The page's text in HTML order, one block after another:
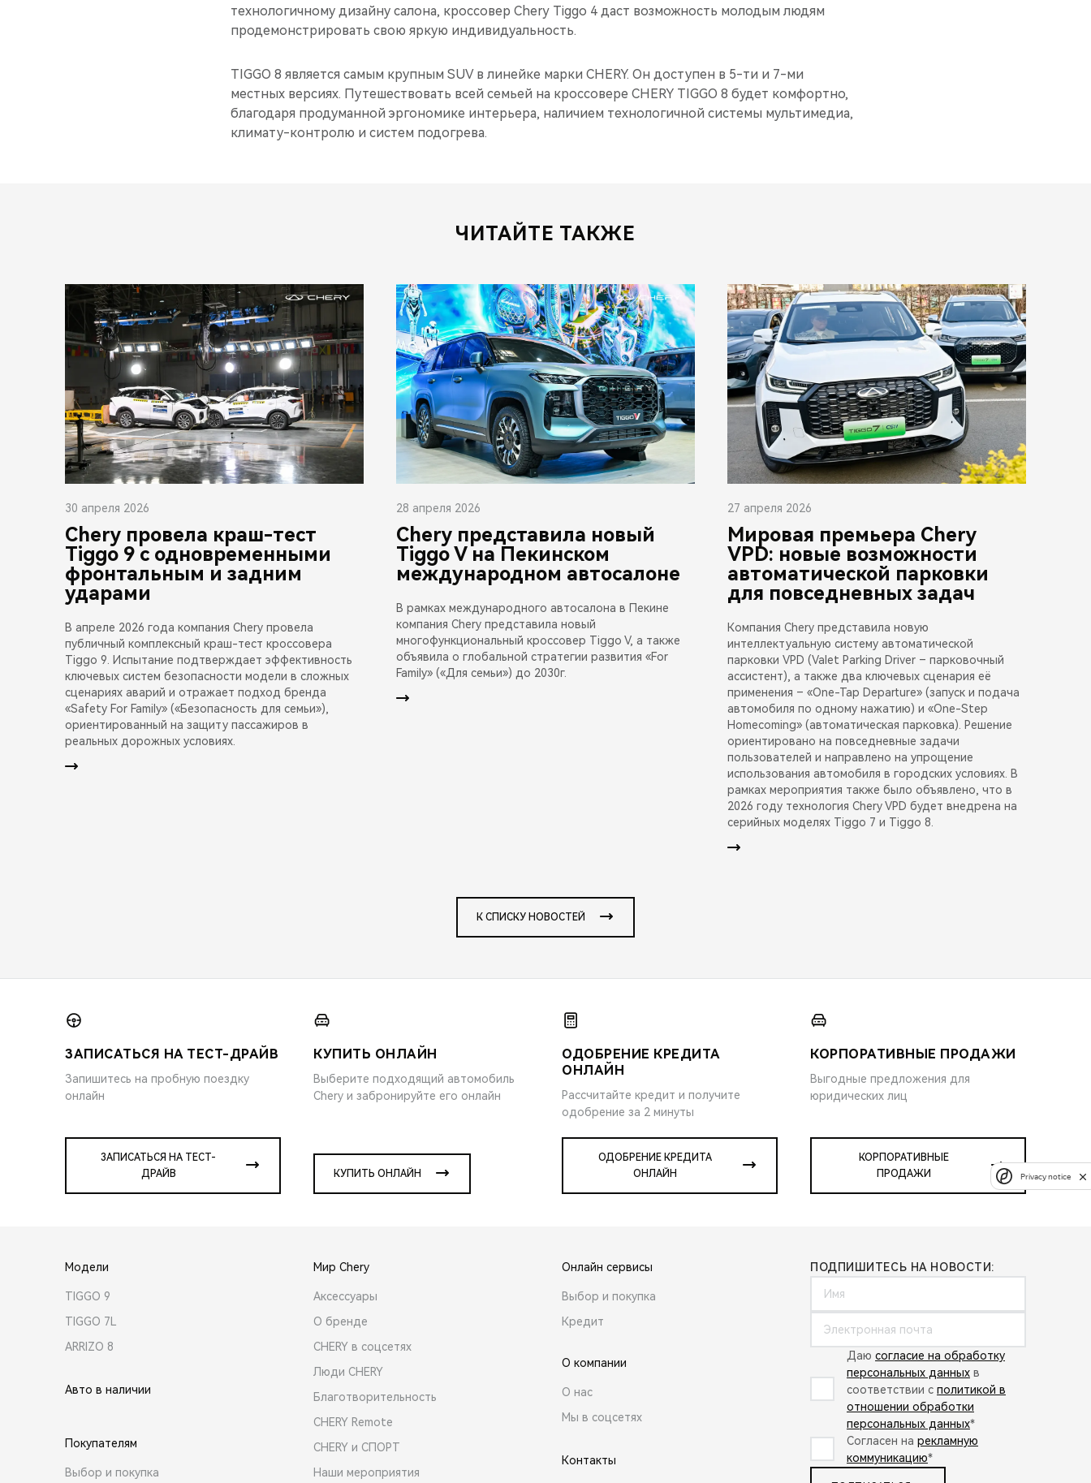
технологичному дизайну салона, кроссовер Chery Tiggo 4 даст возможность молодым людям
продемонстрировать свою яркую индивидуальность.
TIGGO 8 является самым крупным SUV в линейке марки CHERY. Он доступен в 5-ти и 7-ми
местных версиях. Путешествовать всей семьей на кроссовере CHERY TIGGO 8 будет комфортно,
благодаря продуманной эргономике интерьера, наличием технологичной системы мультимедиа,
климату-контролю и систем подогрева.
ЧИТАЙТЕ ТАКЖЕ
30 апреля 2026
Chery провела краш-тест
Tiggo 9 с одновременными
фронтальным и задним
ударами
В апреле 2026 года компания Chery провела
публичный комплексный краш-тест кроссовера
Tiggo 9. Испытание подтверждает эффективность
ключевых систем безопасности модели в сложных
сценариях аварий и отражает подход бренда
«Safety For Family» («Безопасность для семьи»),
ориентированный на защиту пассажиров в
реальных дорожных условиях.
28 апреля 2026
Chery представила новый
Tiggo V на Пекинском
международном автосалоне
В рамках международного автосалона в Пекине
компания Chery представила новый
многофункциональный кроссовер Tiggo V, а также
объявила о глобальной стратегии развития «For
Family» («Для семьи») до 2030г.
27 апреля 2026
Мировая премьера Chery
VPD: новые возможности
автоматической парковки
для повседневных задач
Компания Chery представила новую
интеллектуальную систему автоматической
парковки VPD (Valet Parking Driver – парковочный
ассистент), а также два ключевых сценария её
применения – «One-Tap Departure» (запуск и подача
автомобиля по одному нажатию) и «One-Step
Homecoming» (автоматическая парковка). Решение
ориентировано на повседневные задачи
пользователей и направлено на упрощение
использования автомобиля в городских условиях. В
рамках мероприятия также было объявлено, что в
2026 году технология Chery VPD будет внедрена на
серийных моделях Tiggo 7 и Tiggo 8.
К СПИСКУ НОВОСТЕЙ
ЗАПИСАТЬСЯ НА ТЕСТ-ДРАЙВ
Запишитесь на пробную поездку
онлайн
ЗАПИСАТЬСЯ НА ТЕСТ-
ДРАЙВ
КУПИТЬ ОНЛАЙН
Выберите подходящий автомобиль
Chery и забронируйте его онлайн
КУПИТЬ ОНЛАЙН
ОДОБРЕНИЕ КРЕДИТА
ОНЛАЙН
Рассчитайте кредит и получите
одобрение за 2 минуты
ОДОБРЕНИЕ КРЕДИТА
ОНЛАЙН
КОРПОРАТИВНЫЕ ПРОДАЖИ
Выгодные предложения для
юридических лиц
КОРПОРАТИВНЫЕ
ПРОДАЖИ
Модели
TIGGO 9
TIGGO 7L
ARRIZO 8
Авто в наличии
Покупателям
Выбор и покупка
Мир Chery
Аксессуары
О бренде
CHERY в соцсетях
Люди CHERY
Благотворительность
CHERY Remote
CHERY и СПОРТ
Наши мероприятия
Онлайн сервисы
Выбор и покупка
Кредит
О компании
О нас
Мы в соцсетях
Контакты
ПОДПИШИТЕСЬ НА НОВОСТИ:
Даю согласие на обработку
персональных данных в
соответствии с политикой в
отношении обработки
персональных данных*
Согласен на рекламную
коммуникацию*
Privacy notice